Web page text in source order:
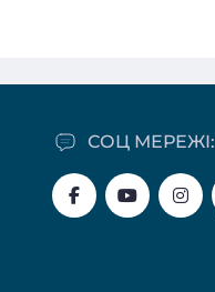
СОЦ МЕРЕЖІ: